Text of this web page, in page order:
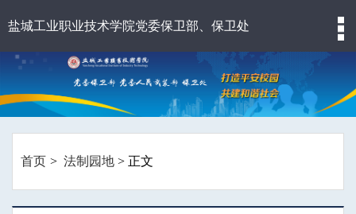
盐城工业职业技术学院党委保卫部、保卫处
首页 法制园地 > 正文